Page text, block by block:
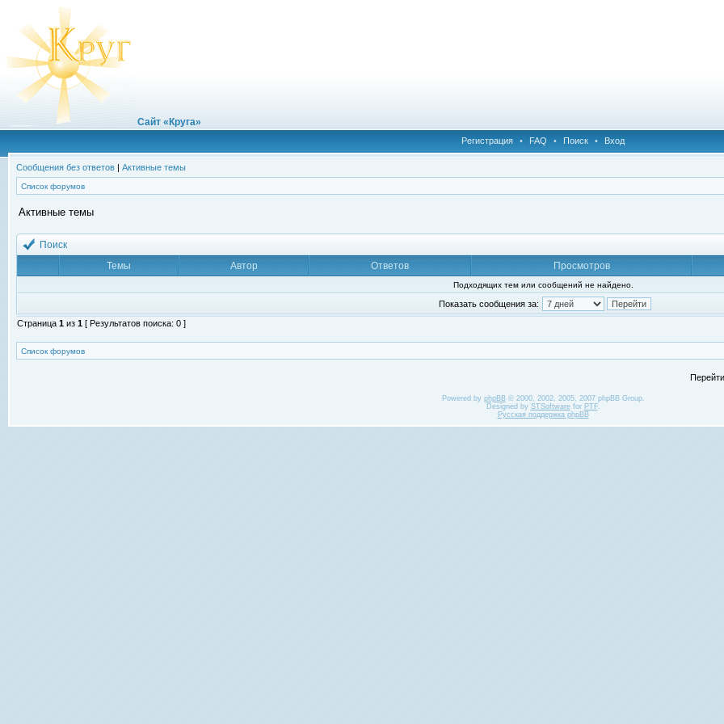
Сайт «Круга»
Регистрация • FAQ • Поиск • Вход
Сообщения без ответов | Активные темы
Список форумов
Активные темы
Поиск
Темы
Автор Ответов Просмотров
Подходящих тем или сообщений не найдено.
Показать сообщения за:
Страница 1 из 1 [ Результатов поиска: 0 ]
Список форумов
Powered by phpBB© 2000, 2002, 2005, 2007 phpBB Group.
Designed by STSoftwarefor PTF.
Русская поддержка phpBB